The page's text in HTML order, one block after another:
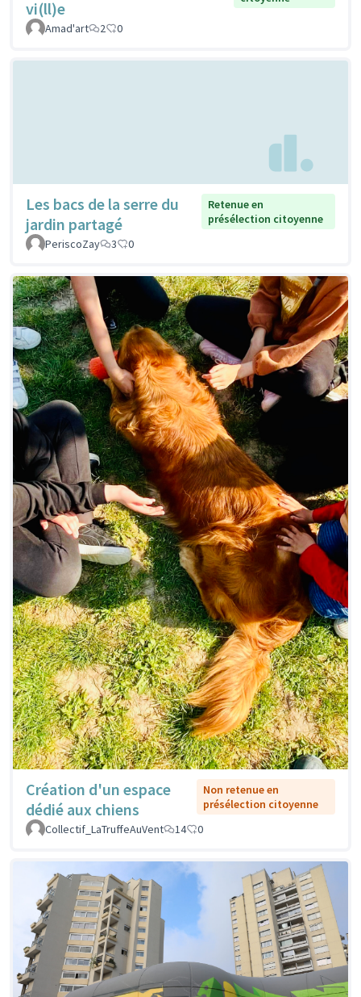
vi(ll)e
Amad'art 2 0
Les bacs de la serre du
jardin partagé
Retenue en
présélection citoyenne
PeriscoZay
3 0
Création d'un espace
dédié aux chiens
Non retenue en
présélection citoyenne
Collectif_LaTruffeAuVent
14 0